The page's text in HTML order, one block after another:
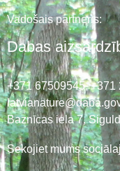
Vadošais partneris:
Dabas
+371 67509545,+371
Baznīcas iela 7,
Sekojiet mums